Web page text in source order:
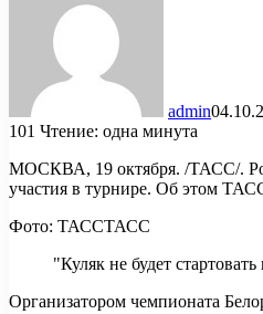
admin
101 Чтение: одна минута
МОСКВА, 19 октября. /ТАСС/.
участия в турнире. Об этом
Фото: ТАССТАСС
"Куляк не будет
Организатором чемпионата